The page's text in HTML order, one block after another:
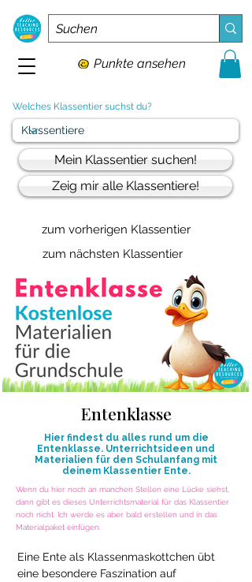
Punkte ansehen
Welches Klassentier suchst du?
Mein Klassentier suchen!
Zeig mir alle Klassentiere!
zum vorherigen Klassentier
zum nächsten Klassentier
Entenklasse
Hier findest du alles rund um die
Entenklasse. Unterrichtsideen und
Materialien für den Schulanfang mit
deinem Klassentier Ente.
Wenn du hier noch an manchen Stellen eine Lücke siehst,
dann gibt es dieses Unterrichtsmaterial für das Klassentier
noch nicht. Ich werde es aber bald erstellen und in das
Materialpaket einfügen.
Eine Ente als Klassenmaskottchen übt
eine besondere Faszination auf